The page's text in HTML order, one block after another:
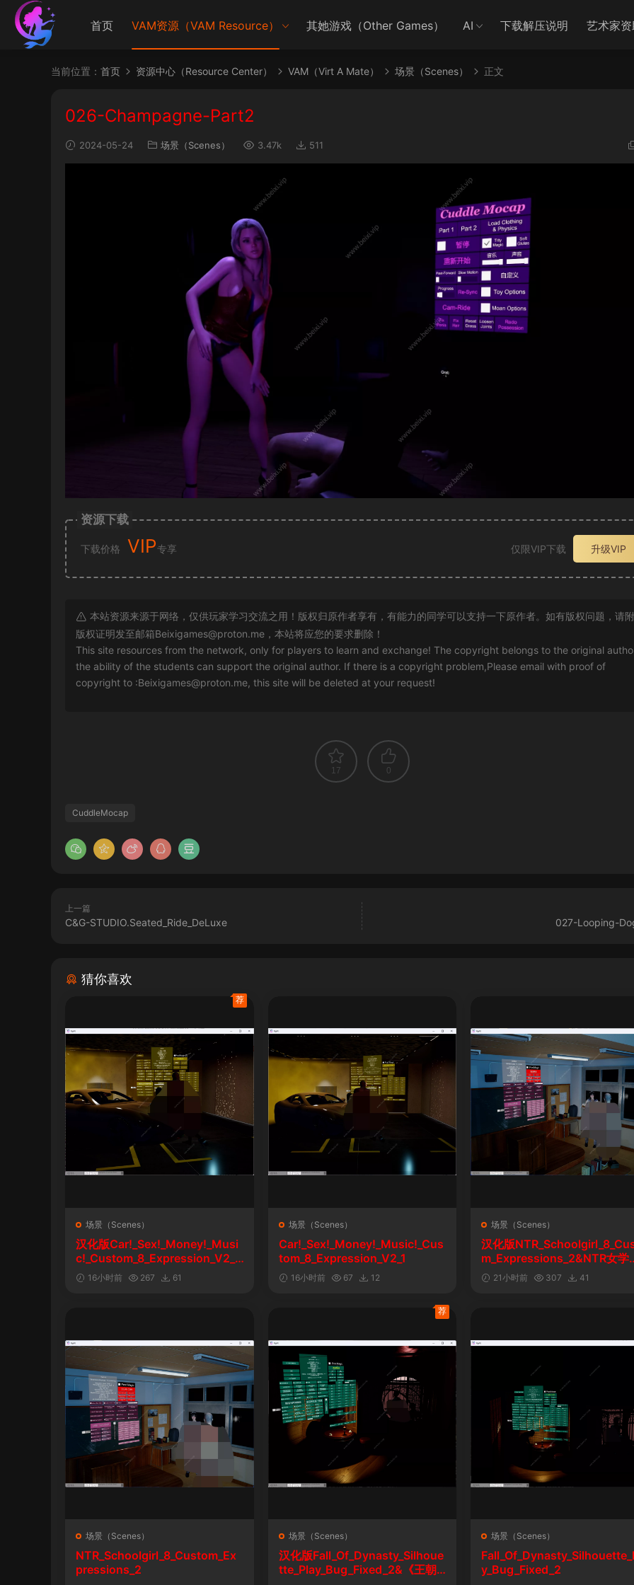
首页 VAM资源（VAM Resource） 其她游戏（Other Games） AI 下载解压说明 艺术家
当前位置： 首页 资源中心（Resource Center） VAM（Virt A Mate） 场景（Scenes） 正文
026-Champagne-Part2
2024-05-24 场景（Scenes） 3.47k 511
资源下载
下载价格 VIP专享 仅限VIP下载 升级VIP
本站资源来源于网络，仅供玩家学习交流之用！版权归原作者享有，有能力的同学可以支持一下原作者。如有版权问题，请
版权证明发至邮箱Beixigames@proton.me ，本站将应您的要求删除！
This site resources from the network, only for players to learn and exchange! The copyright belongs to the original
the ability of the students can support the original author. If there is a copyright problem,Please email with proof of
copyright to :Beixigames@proton.me, this site will be deleted at your request!
17 0
CuddleMocap
上一篇
C&G-STUDIO.Seated_Ride_DeLuxe 027-Looping-
猜你喜欢
场景（Scenes）
汉化版Car!_Sex!_Money!_Musi
c!_Custom_8_Expression_V2_1
&车！性！钱！音乐！自定义表情
16小时前 267 61
荐
场景（Scenes）
Car!_Sex!_Money!_Music!_Cus
tom_8_Expression_V2_1
16小时前 67 12
场景（Scenes）
汉化版
m_Expressions_2&NTR女学
自定义表情
21小时前 307 41
场景（Scenes）
NTR_Schoolgirl_8_Custom_Ex
pressions_2
场景（Scenes）
汉化版Fall_Of_Dynasty_Silhoue
tte_Play_Bug_Fixed_2&《王朝
荐
场景（Scenes）
y_Bug_Fixed_2